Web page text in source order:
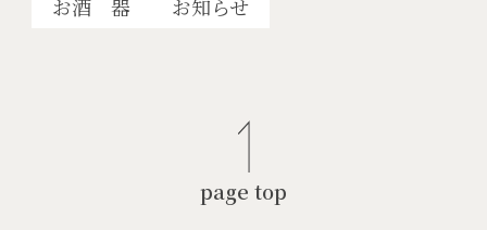
お酒 器
お知らせ
page top